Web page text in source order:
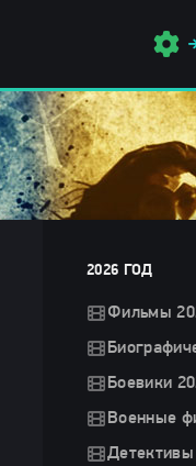
2026 ГОД
Фильмы
Боевики
Военные
Детективы